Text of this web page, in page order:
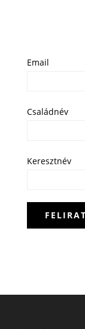
Email
Családnév
Keresztnév